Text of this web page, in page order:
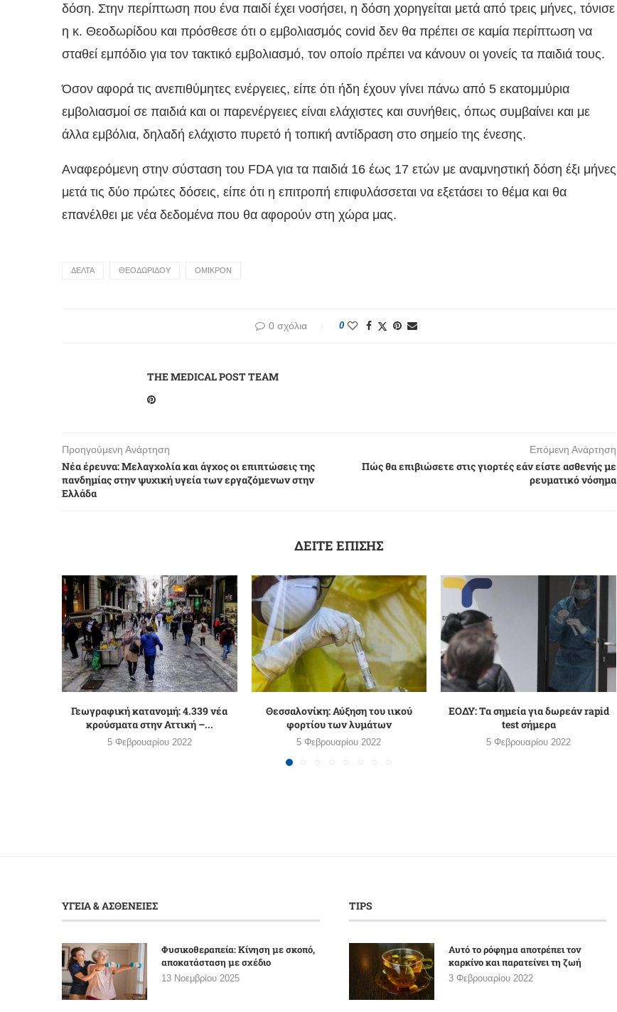
δόση. Στην περίπτωση που ένα παιδί έχει νοσήσει, η δόση χορηγείται μετά από τρεις μήνες, τόνισε
η κ. Θεοδωρίδου και πρόσθεσε ότι ο εμβολιασμός covid δεν θα πρέπει σε καμία περίπτωση να
σταθεί εμπόδιο για τον τακτικό εμβολιασμό, τον οποίο πρέπει να κάνουν οι γονείς τα παιδιά τους.
Όσον αφορά τις ανεπιθύμητες ενέργειες, είπε ότι ήδη έχουν γίνει πάνω από 5 εκατομμύρια
εμβολιασμοί σε παιδιά και οι παρενέργειες είναι ελάχιστες και συνήθεις, όπως συμβαίνει και με
άλλα εμβόλια, δηλαδή ελάχιστο πυρετό ή τοπική αντίδραση στο σημείο της ένεσης.
Αναφερόμενη στην σύσταση του FDA για τα παιδιά 16 έως 17 ετών με αναμνηστική δόση έξι μήνες
μετά τις δύο πρώτες δόσεις, είπε ότι η επιτροπή επιφυλάσσεται να εξετάσει το θέμα και θα
επανέλθει με νέα δεδομένα που θα αφορούν στη χώρα μας.
ΔΕΛΤΑ ΘΕΟΔΩΡΙΔΟΥ ΟΜΙΚΡΟΝ
0 σχόλια 0
THE MEDICAL POST TEAM
Προηγούμενη Ανάρτηση
Νέα έρευνα: Μελαγχολία και άγχος οι επιπτώσεις της
πανδημίας στην ψυχική υγεία των εργαζόμενων στην
Ελλάδα
Επόμενη Ανάρτηση
Πώς θα επιβιώσετε στις γιορτές εάν είστε ασθενής με
ρευματικό νόσημα
ΔΕΙΤΕ ΕΠΙΣΗΣ
Γεωγραφική κατανομή: 4.339 νέα
κρούσματα στην Αττική –...
5 Φεβρουαρίου 2022
Θεσσαλονίκη: Αύξηση του ιικού
φορτίου των λυμάτων
5 Φεβρουαρίου 2022
ΕΟΔΥ: Τα σημεία για δωρεάν rapid
test σήμερα
5 Φεβρουαρίου 2022
ΥΓΕΙΑ & ΑΣΘΕΝΕΙΕΣ
Φυσικοθεραπεία: Κίνηση με σκοπό,
αποκατάσταση με σχέδιο
13 Νοεμβρίου 2025
TIPS
Αυτό το ρόφημα αποτρέπει τον
καρκίνο και παρατείνει τη ζωή
3 Φεβρουαρίου 2022